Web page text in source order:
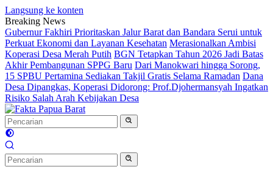
Langsung ke konten
Breaking News
Gubernur Fakhiri Prioritaskan Jalur Barat dan Bandara Serui untuk
Perkuat Ekonomi dan Layanan Kesehatan Merasionalkan Ambisi
Koperasi Desa Merah Putih BGN Tetapkan Tahun 2026 Jadi Batas
Akhir Pembangunan SPPG Baru Dari Manokwari hingga Sorong,
15 SPBU Pertamina Sediakan Takjil Gratis Selama Ramadan Dana
Desa Dipangkas, Koperasi Didorong: Prof.Djohermansyah Ingatkan
Risiko Salah Arah Kebijakan Desa